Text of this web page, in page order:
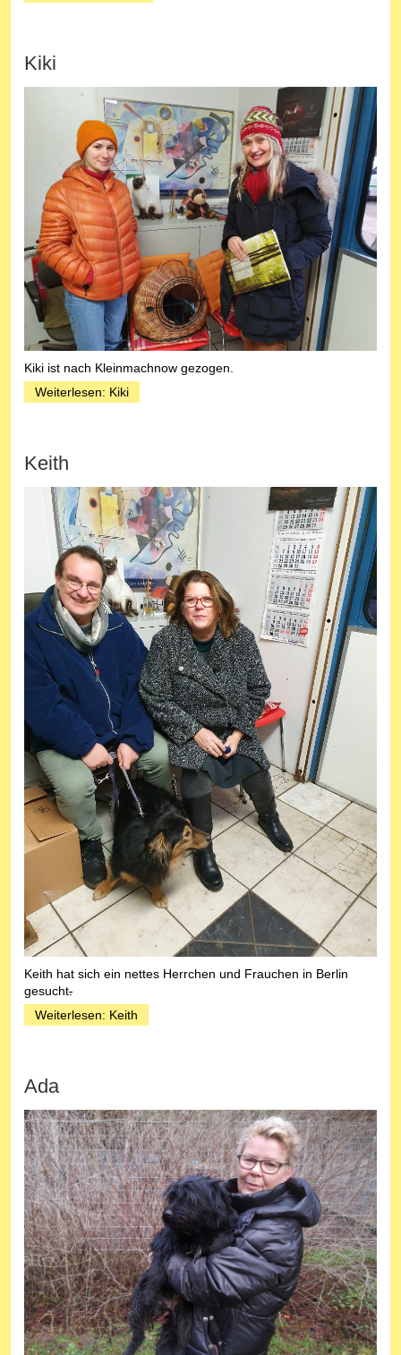
Kiki
Kiki ist nach Kleinmachnow gezogen.
Weiterlesen: Kiki
Keith
Keith hat sich ein nettes Herrchen und Frauchen in Berlin
gesucht.
Weiterlesen: Keith
Ada